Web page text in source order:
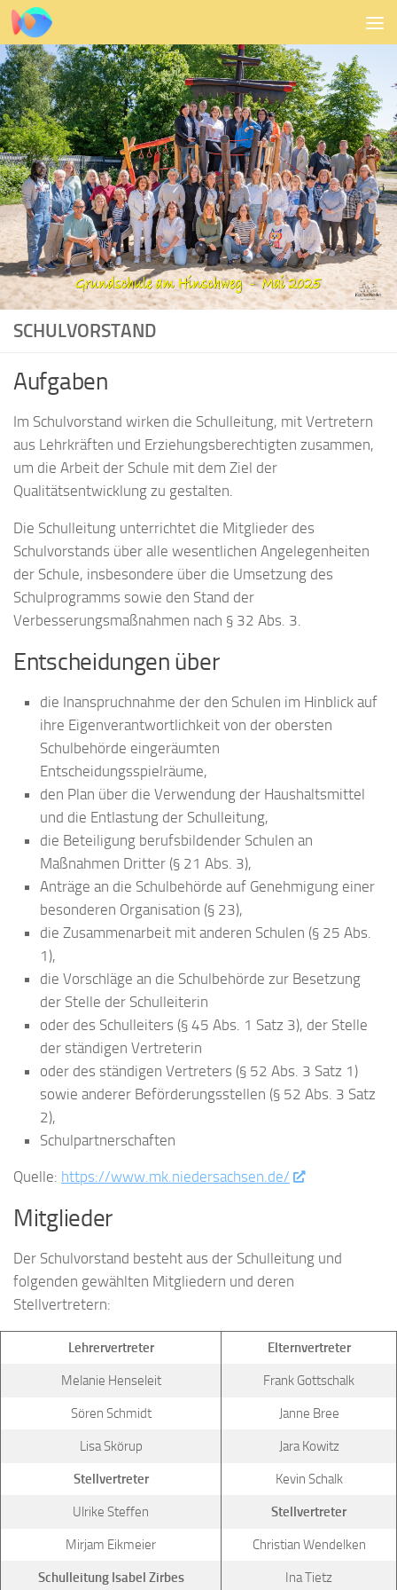
Zum Inhalt springen
SCHULVORSTAND
Aufgaben
Im Schulvorstand wirken die Schulleitung, mit Vertretern
aus Lehrkräften und Erziehungsberechtigten zusammen,
um die Arbeit der Schule mit dem Ziel der
Qualitätsentwicklung zu gestalten.
Die Schulleitung unterrichtet die Mitglieder des
Schulvorstands über alle wesentlichen Angelegenheiten
der Schule, insbesondere über die Umsetzung des
Schulprogramms sowie den Stand der
Verbesserungsmaßnahmen nach § 32 Abs. 3.
Entscheidungen über
die Inanspruchnahme der den Schulen im Hinblick auf
ihre Eigenverantwortlichkeit von der obersten
Schulbehörde eingeräumten
Entscheidungsspielräume,
den Plan über die Verwendung der Haushaltsmittel
und die Entlastung der Schulleitung,
die Beteiligung berufsbildender Schulen an
Maßnahmen Dritter (§ 21 Abs. 3),
Anträge an die Schulbehörde auf Genehmigung einer
besonderen Organisation (§ 23),
die Zusammenarbeit mit anderen Schulen (§ 25 Abs.
1),
die Vorschläge an die Schulbehörde zur Besetzung
der Stelle der Schulleiterin
oder des Schulleiters (§ 45 Abs. 1 Satz 3), der Stelle
der ständigen Vertreterin
oder des ständigen Vertreters (§ 52 Abs. 3 Satz 1)
sowie anderer Beförderungsstellen (§ 52 Abs. 3 Satz
2),
Schulpartnerschaften
Quelle: https://www.mk.niedersachsen.de/
Mitglieder
Der Schulvorstand besteht aus der Schulleitung und
folgenden gewählten Mitgliedern und deren
Stellvertretern:
Lehrervertreter Elternvertreter
Melanie Henseleit Frank Gottschalk
Sören Schmidt Janne Bree
Lisa Skörup Jara Kowitz
Stellvertreter Kevin Schalk
Ulrike Steffen Stellvertreter
Mirjam Eikmeier Christian Wendelken
Schulleitung Isabel Zirbes Ina Tietz